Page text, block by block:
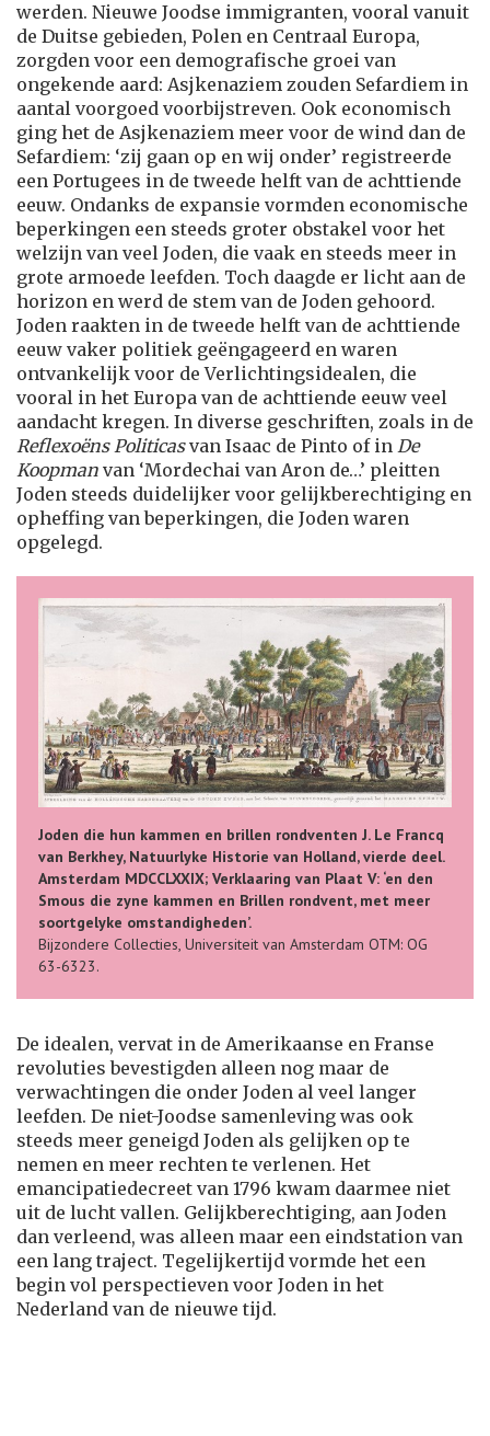
werden. Nieuwe Joodse immigranten, vooral vanuit
de Duitse gebieden, Polen en Centraal Europa,
zorgden voor een demografische groei van
ongekende aard: Asjkenaziem zouden Sefardiem in
aantal voorgoed voorbijstreven. Ook economisch
ging het de Asjkenaziem meer voor de wind dan de
Sefardiem: ‘zij gaan op en wij onder’ registreerde
een Portugees in de tweede helft van de achttiende
eeuw. Ondanks de expansie vormden economische
beperkingen een steeds groter obstakel voor het
welzijn van veel Joden, die vaak en steeds meer in
grote armoede leefden. Toch daagde er licht aan de
horizon en werd de stem van de Joden gehoord.
Joden raakten in de tweede helft van de achttiende
eeuw vaker politiek geëngageerd en waren
ontvankelijk voor de Verlichtingsidealen, die
vooral in het Europa van de achttiende eeuw veel
aandacht kregen. In diverse geschriften, zoals in de
Reflexoëns Politicasvan Isaac de Pinto of in De
Koopman van ‘Mordechai van Aron de…’ pleitten
Joden steeds duidelijker voor gelijkberechtiging en
opheffing van beperkingen, die Joden waren
opgelegd.
Joden die hun kammen en brillen rondventen J. Le Francq
van Berkhey, Natuurlyke Historie van Holland, vierde deel.
Amsterdam MDCCLXXIX; Verklaaring van Plaat V: ‘en den
Smous die zyne kammen en Brillen rondvent, met meer
soortgelyke omstandigheden’.
Bijzondere Collecties, Universiteit van Amsterdam OTM: OG
63-6323.
De idealen, vervat in de Amerikaanse en Franse
revoluties bevestigden alleen nog maar de
verwachtingen die onder Joden al veel langer
leefden. De niet-Joodse samenleving was ook
steeds meer geneigd Joden als gelijken op te
nemen en meer rechten te verlenen. Het
emancipatiedecreet van 1796 kwam daarmee niet
uit de lucht vallen. Gelijkberechtiging, aan Joden
dan verleend, was alleen maar een eindstation van
een lang traject. Tegelijkertijd vormde het een
begin vol perspectieven voor Joden in het
Nederland van de nieuwe tijd.